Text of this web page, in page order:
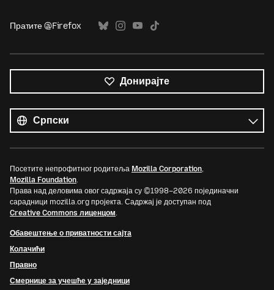
Пратите @Firefox
Донирајте
језици
Језик
Посетите непрофитног родитеља Mozilla Corporation,
Mozilla Foundation.
Права над деловима овог садржаја су ©1998–2026 појединачни
сарадници mozilla.org пројекта. Садржај је доступан под
Creative Commons лиценцом.
Обавештење о приватности сајта
Колачићи
Правно
Смернице за учешће у заједници